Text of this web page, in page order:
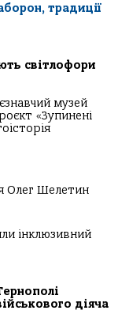
традиції
світлофори
музей
«Зупинені
Олег Шелетин
інклюзивний
діяча